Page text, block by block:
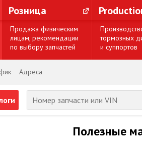
Розница
Продажа физическим
лицам, рекомендации
по выбору запчастей
тормозных
и суппортов
Адреса
Полезные